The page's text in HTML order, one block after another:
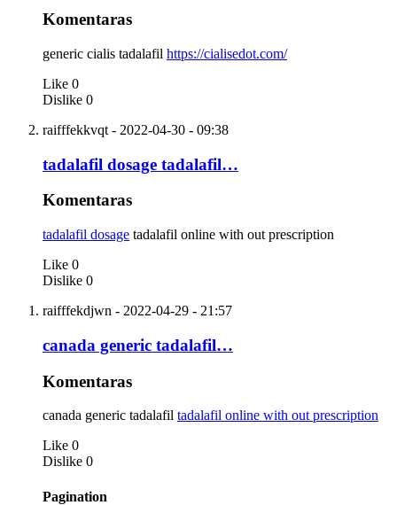
Komentaras
generic cialis tadalafil https://cialisedot.com/
Like 0
Dislike 0
raifffekkvqt - 2022-04-30 - 09:38
tadalafil dosage tadalafil…
Komentaras
tadalafil dosage tadalafil online with out prescription
Like 0
Dislike 0
raifffekdjwn - 2022-04-29 - 21:57
canada generic tadalafil…
Komentaras
canada generic tadalafil tadalafil online with out prescription
Like 0
Dislike 0
Pagination